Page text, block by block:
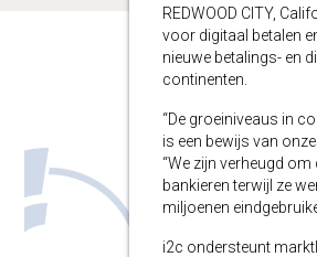
REDWOOD CITY,
voor digitaal betalen
nieuwe betalings- en
continenten.
“De groeiniveaus in
is een bewijs van
“We zijn verheugd
bankieren terwijl ze
miljoenen
i2c ondersteunt